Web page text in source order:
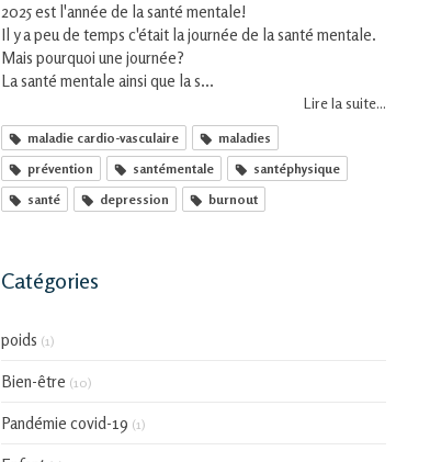
2025 est l'année de la santé mentale!
Il y a peu de temps c'était la journée de la santé mentale.
Mais pourquoi une journée?
La santé mentale ainsi que la s...
Lire la suite...
maladie cardio-vasculaire
maladies
prévention
santémentale
santéphysique
santé
depression burnout
Catégories
poids (1)
Bien-être (10)
Pandémie covid-19 (1)